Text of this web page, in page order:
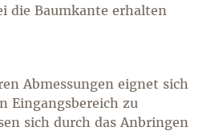
die Baumkante erhalten
Abmessungen eignet sich
Eingangsbereich zu
sich durch das Anbringen